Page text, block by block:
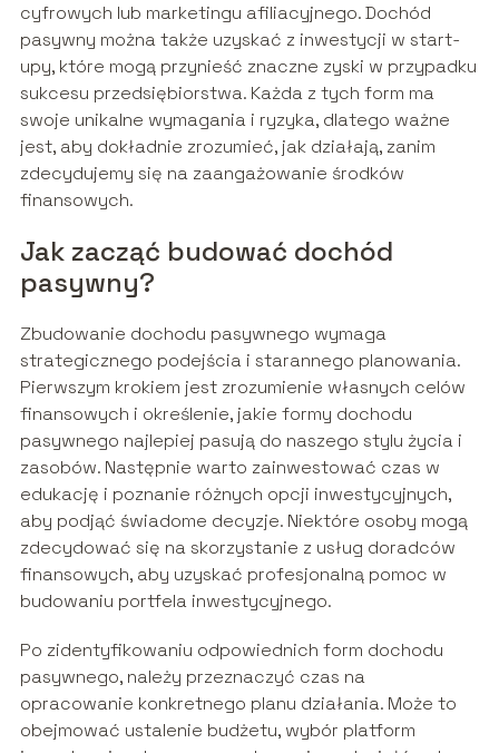
cyfrowych lub marketingu afiliacyjnego. Dochód
pasywny można także uzyskać z inwestycji w start-
upy, które mogą przynieść znaczne zyski w przypadku
sukcesu przedsiębiorstwa. Każda z tych form ma
swoje unikalne wymagania i ryzyka, dlatego ważne
jest, aby dokładnie zrozumieć, jak działają, zanim
zdecydujemy się na zaangażowanie środków
finansowych.
Jak zacząć budować dochód
pasywny?
Zbudowanie dochodu pasywnego wymaga
strategicznego podejścia i starannego planowania.
Pierwszym krokiem jest zrozumienie własnych celów
finansowych i określenie, jakie formy dochodu
pasywnego najlepiej pasują do naszego stylu życia i
zasobów. Następnie warto zainwestować czas w
edukację i poznanie różnych opcji inwestycyjnych,
aby podjąć świadome decyzje. Niektóre osoby mogą
zdecydować się na skorzystanie z usług doradców
finansowych, aby uzyskać profesjonalną pomoc w
budowaniu portfela inwestycyjnego.
Po zidentyfikowaniu odpowiednich form dochodu
pasywnego, należy przeznaczyć czas na
opracowanie konkretnego planu działania. Może to
obejmować ustalenie budżetu, wybór platform